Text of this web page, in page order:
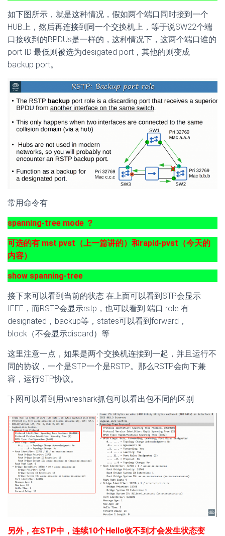
如下图所示，就是这种情况，假如两个端口同时接到一个
HUB上，然后再连接到同一个交换机上，等于说SW22个端
口接收到的BPDUs是一样的，这种情况下，这两个端口谁的
port ID 最低则被选为desigated port，其他的则变成
backup port。
常用命令有
spanning-tree mode ？
可选的有 mst pvst（上一篇讲的）和rapid-pvst（今天的
内容）
show spanning-tree
接下来可以看到当前的状态 在上面可以看到STP会显示
IEEE，而RSTP会显示rstp，也可以看到 端口 role 有
designated，backup等，states可以看到forward，
block（不会显示discard）等
这里注意一点，如果是两个交换机连接到一起，并且运行不
同的协议，一个是STP一个是RSTP。那么RSTP会向下兼
容，运行STP协议。
下图可以看到用wireshark抓包可以看出包不同的区别
另外，在STP中，连续10个Hello收不到才会发生状态变